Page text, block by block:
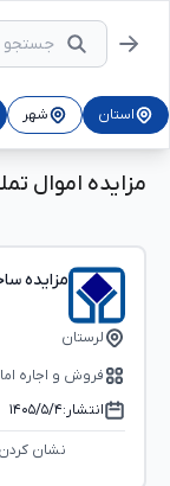
استان شهر
مزایده اموال
مزایده
لرستان
فروش و اجاره
انتشار:۱۴۰۵/۵/۴
نشان کردن